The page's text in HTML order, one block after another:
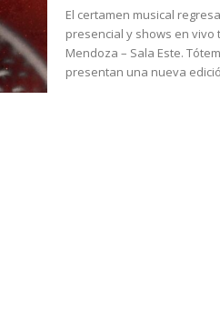
El certamen musical
presencial y shows en vivo
Mendoza – Sala Este. Tótem Boulevard y el Casino Sala Este
presentan una nueva